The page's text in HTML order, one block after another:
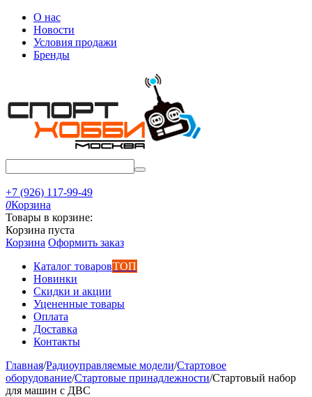
О нас
Новости
Условия продажи
Бренды
+7 (926) 117-99-49
0Корзина
Товары в корзине:
Корзина пуста
Корзина Оформить заказ
Каталог товаровТОП
Новинки
Скидки и акции
Уцененные товары
Оплата
Доставка
Контакты
Главная/Радиоуправляемые модели/Стартовое
оборудование/Стартовые принадлежности/Стартовый набор
для машин с ДВС